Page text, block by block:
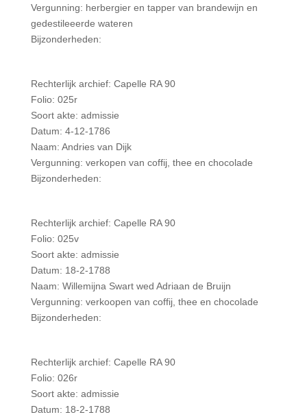
Vergunning: herbergier en tapper van brandewijn en
gedestileeerde wateren
Bijzonderheden:
Rechterlijk archief: Capelle RA 90
Folio: 025r
Soort akte: admissie
Datum: 4-12-1786
Naam: Andries van Dijk
Vergunning: verkopen van coffij, thee en chocolade
Bijzonderheden:
Rechterlijk archief: Capelle RA 90
Folio: 025v
Soort akte: admissie
Datum: 18-2-1788
Naam: Willemijna Swart wed Adriaan de Bruijn
Vergunning: verkoopen van coffij, thee en chocolade
Bijzonderheden:
Rechterlijk archief: Capelle RA 90
Folio: 026r
Soort akte: admissie
Datum: 18-2-1788